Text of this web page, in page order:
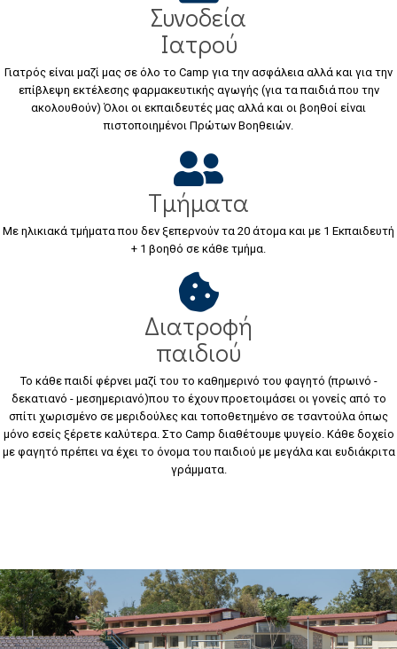
Συνοδεία
Ιατρού
Γιατρός είναι μαζί μας σε όλο το Camp για την ασφάλεια αλλά και για την
επίβλεψη εκτέλεσης φαρμακευτικής αγωγής (για τα παιδιά που την
ακολουθούν) Όλοι οι εκπαιδευτές μας αλλά και οι βοηθοί είναι
πιστοποιημένοι Πρώτων Βοηθειών.
Τμήματα
Με ηλικιακά τμήματα που δεν ξεπερνούν τα 20 άτομα και με 1 Εκπαιδευτή
+ 1 βοηθό σε κάθε τμήμα.
Διατροφή
παιδιού
Το κάθε παιδί φέρνει μαζί του το καθημερινό του φαγητό (πρωινό -
δεκατιανό - μεσημεριανό)που το έχουν προετοιμάσει οι γονείς από το
σπίτι χωρισμένο σε μεριδούλες και τοποθετημένο σε τσαντούλα όπως
μόνο εσείς ξέρετε καλύτερα. Στο Camp διαθέτουμε ψυγείο. Κάθε δοχείο
με φαγητό πρέπει να έχει το όνομα του παιδιού με μεγάλα και ευδιάκριτα
γράμματα.